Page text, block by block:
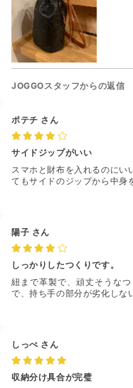
JOGGOスタッフからの返信
ポテチ さん
サイドジップがいい
スマホと財布を入れるのにい
てもサイドのジップから中身
陽子 さん
しっかりしたつくりです。
紐まで革製で、頑丈そうな
で、持ち手の部分が劣化しな
しっぺ さん
収納分け具合が完璧